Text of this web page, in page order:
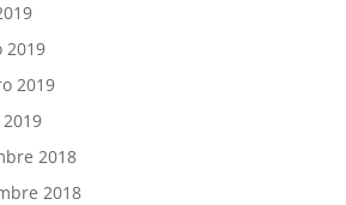
2019
2019
2018
2018